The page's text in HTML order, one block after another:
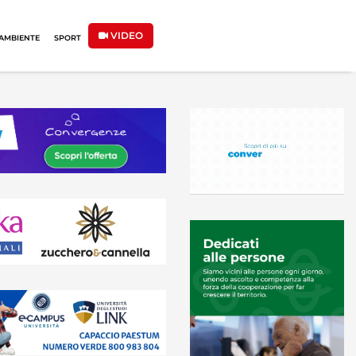
SPORT VIDEO